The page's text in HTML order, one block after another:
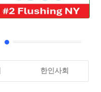
한인사회